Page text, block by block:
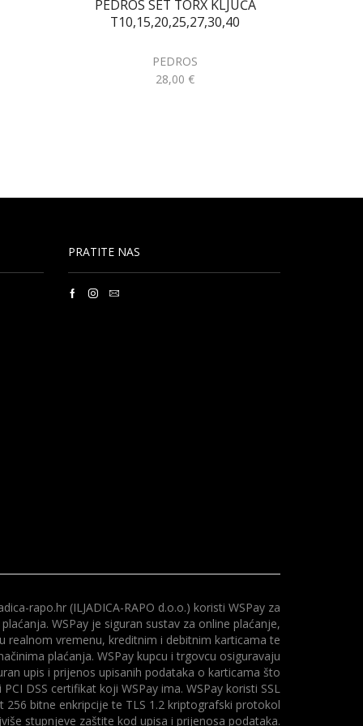
PEDROS SET TORX KLJUČA
T10,15,20,25,27,30,40
PEDROS
28,00€
PRATITE NAS
rapo.hr (ILJADICA-RAPO d.o.o.) koristi WSPay za
WSPay je siguran sustav za online plaćanje,
realnom vremenu, kreditnim i debitnim karticama te
plaćanja. WSPay kupcu i trgovcu osiguravaju
upis i prijenos upisanih podataka o karticama što
DSS certifikat koji WSPay ima. WSPay koristi SSL
256 bitne enkripcije te TLS 1.2 kriptografski protokol
stupnjeve zaštite kod upisa i prijenosa podataka.